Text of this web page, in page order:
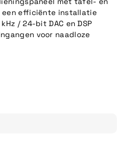
een efficiënte installatie
/ 24-bit DAC en DSP
voor naadloze